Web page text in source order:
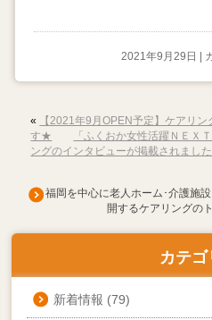
2021年9月29日 |
«
【2021年9月OPEN予定】ケアリ
す★
「ふくおか女性活躍ＮＥＸ
ングのインタビューが掲載されました
福岡を中心に老人ホーム･介護施設
開するケアリングの
カテゴ
新着情報 (79)